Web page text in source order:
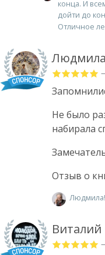
конца. И
дойти до
Отличное
Не было
набирала
Отзыв о
Виталий